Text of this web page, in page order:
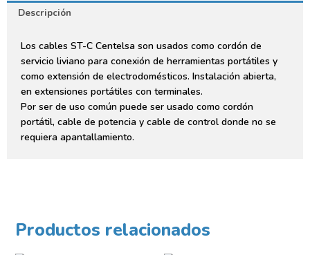
Descripción
Los cables ST-C Centelsa son usados como cordón de
servicio liviano para conexión de herramientas portátiles y
como extensión de electrodomésticos. Instalación abierta,
en extensiones portátiles con terminales.
Por ser de uso común puede ser usado como cordón
portátil, cable de potencia y cable de control donde no se
requiera apantallamiento.
Productos relacionados